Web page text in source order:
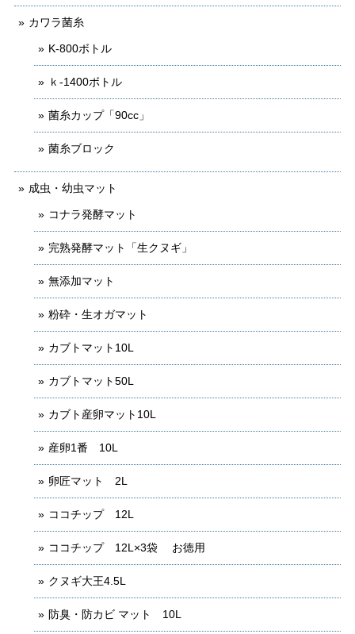
カワラ菌糸
K-800ボトル
ｋ-1400ボトル
菌糸カップ「90cc」
菌糸ブロック
成虫・幼虫マット
コナラ発酵マット
完熟発酵マット「生クヌギ」
無添加マット
粉砕・生オガマット
カブトマット10L
カブトマット50L
カブト産卵マット10L
産卵1番 10L
卵匠マット 2L
ココチップ 12L
ココチップ 12L×3袋 お徳用
クヌギ大王4.5L
防臭・防カビ マット 10L